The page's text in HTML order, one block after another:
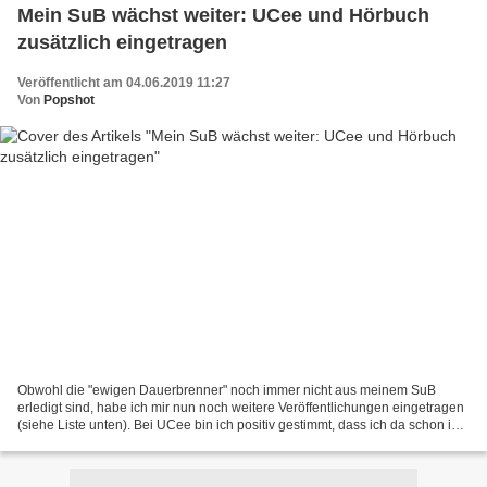
Mein SuB wächst weiter: UCee und Hörbuch
zusätzlich eingetragen
Veröffentlicht am 04.06.2019 11:27
Von Popshot
Obwohl die "ewigen Dauerbrenner" noch immer nicht aus meinem SuB
erledigt sind, habe ich mir nun noch weitere Veröffentlichungen eingetragen
(siehe Liste unten). Bei UCee bin ich positiv gestimmt, dass ich da schon in